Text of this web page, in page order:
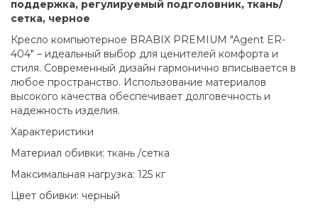
поддержка, регулируемый подголовник, ткань/
сетка, черное
Кресло компьютерное BRABIX PREMIUM "Agent ER-
404" – идеальный выбор для ценителей комфорта и
стиля. Современный дизайн гармонично вписывается в
любое пространство. Использование материалов
высокого качества обеспечивает долговечность и
надежность изделия.
Характеристики
Материал обивки: ткань /сетка
Максимальная нагрузка: 125 кг
Цвет обивки: черный